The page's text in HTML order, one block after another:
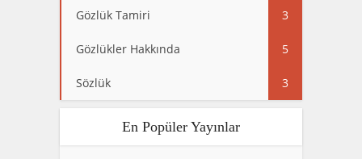
Gözlük Tamiri 3
Gözlükler Hakkında 5
Sözlük 3
En Popüler Yayınlar